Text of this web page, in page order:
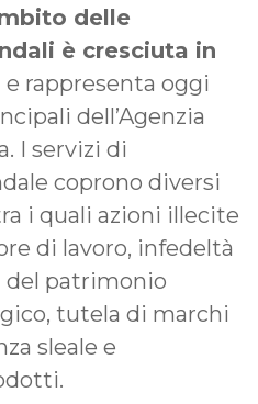
delle
è cresciuta in
e rappresenta oggi
dell’Agenzia
I servizi di
coprono diversi
i quali azioni illecite
di lavoro, infedeltà
del patrimonio
tutela di marchi
sleale e